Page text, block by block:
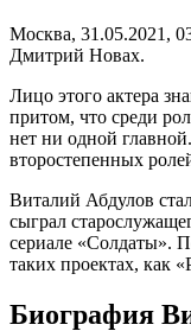
Москва, 31.05.2021,
Дмитрий Новах.
Лицо этого актера
притом, что среди
нет ни одной
второстепенных
Виталий Абдулов
сыграл
сериале «Солдаты».
таких проектах, как
Биография